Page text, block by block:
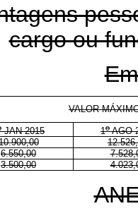
cargo ou
VALOR
JAN 2015 1oAGO
6.550,00
3.500,00